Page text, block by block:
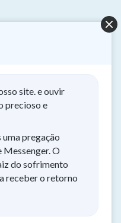
do Senhor para ter a
de Deus durante os
site. e ouvir
precioso e
pregação
O
do sofrimento
receber o retorno